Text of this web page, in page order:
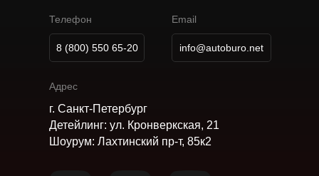
8 (800) 550 65-20 info@autoburo.net
Телефон Email
Адрес
г. Санкт-Петербург
Детейлинг: ул. Кронверкская, 21
Шоурум: Лахтинский пр-т, 85к2